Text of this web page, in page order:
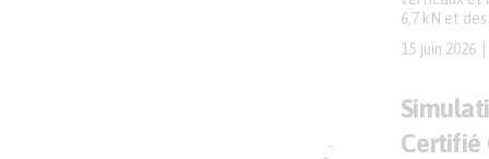
15 juin 2026
6,7 kN et
Certifié